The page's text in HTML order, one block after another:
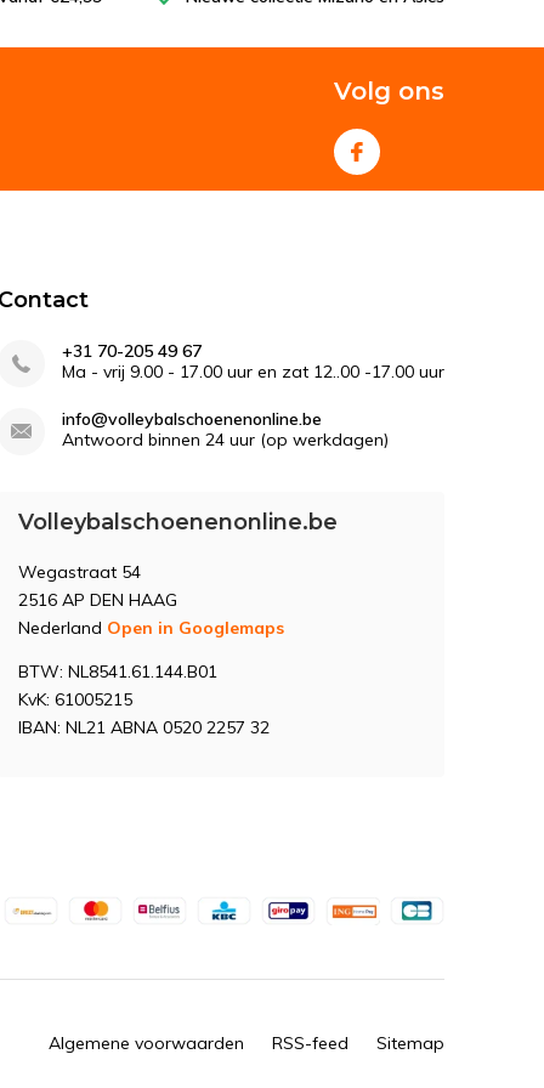
Volg ons
Contact
+31 70-205 49 67
Ma - vrij 9.00 - 17.00 uur en zat 12..00 -17.00 uur
info@volleybalschoenenonline.be
Antwoord binnen 24 uur (op werkdagen)
Volleybalschoenenonline.be
Wegastraat 54
2516 AP DEN HAAG
Nederland Open in Googlemaps
BTW: NL8541.61.144.B01
KvK: 61005215
IBAN: NL21 ABNA 0520 2257 32
Algemene voorwaarden RSS-feed Sitemap